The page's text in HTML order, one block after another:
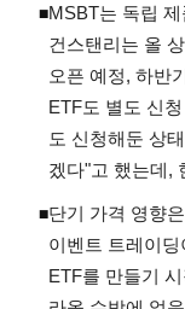
◾MSBT는 독립
건스탠리는 올
오픈 예정, 하반
ETF도 별도 신
도 신청해둔 상
겠다"고 했는데,
◾단기 가격 영향
이벤트 트레이
ETF를 만들기